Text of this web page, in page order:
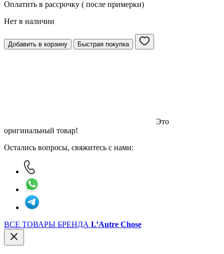
Оплатить в рассрочку ( после примерки)
Нет в наличии
Добавить в корзину Быстрая покупка
Это
оригинальный товар!
Остались вопросы, свяжитесь с нами:
ВСЕ ТОВАРЫ БРЕНДА L’Autre Chose